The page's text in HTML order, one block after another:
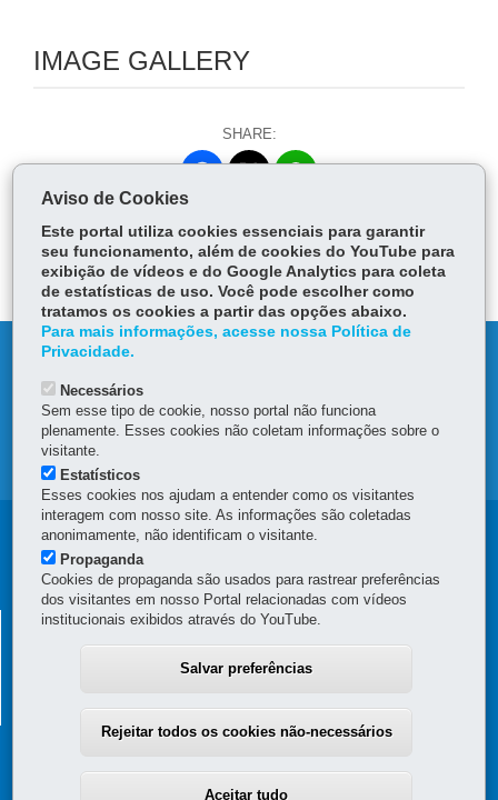
IMAGE GALLERY
SHARE:
bo
ok
itt
er
ts
Ap
p
Back Home Print Download
SITE MAP
REPORT CORRUPTION
OMBUDSMAN OFFICE
Navegação
principal
PARANÁ PARCERIAS
Prédio da Paranaprevidência
Aviso de Cookies
Este portal utiliza cookies essenciais para garantir
seu funcionamento, além de cookies do YouTube para
exibição de vídeos e do Google Analytics para coleta
de estatísticas de uso. Você pode escolher como
tratamos os cookies a partir das opções abaixo.
Para mais informações, acesse nossa Política de
Privacidade.
Necessários
Sem esse tipo de cookie, nosso portal não funciona
plenamente. Esses cookies não coletam informações sobre o
visitante.
Estatísticos
Esses cookies nos ajudam a entender como os visitantes
interagem com nosso site. As informações são coletadas
anonimamente, não identificam o visitante.
Propaganda
Cookies de propaganda são usados para rastrear preferências
dos visitantes em nosso Portal relacionadas com vídeos
institucionais exibidos através do YouTube.
Salvar preferências
Rejeitar todos os cookies não-necessários
Aceitar tudo